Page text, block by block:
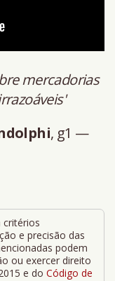
mercadorias
, g1 —
critérios
e precisão das
podem
ou exercer direito
e do Código de